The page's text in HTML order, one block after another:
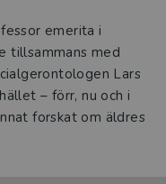
emerita i
tillsammans med
Lars
– förr, nu och i
forskat om äldres